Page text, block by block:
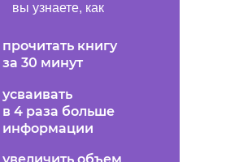
вы узнаете, как
прочитать книгу
за 30 минут
усваивать
в 4 раза больше
информации